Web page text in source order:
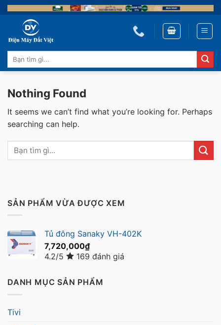
Skip
to
content
Tìm
kiếm:
Nothing Found
It seems we can’t find what you’re looking for. Perhaps
searching can help.
SẢN PHẨM VỪA ĐƯỢC XEM
Tủ đông Sanaky VH-402K
7,720,000₫
4.2/5
169 đánh giá
DANH MỤC SẢN PHẨM
Tivi